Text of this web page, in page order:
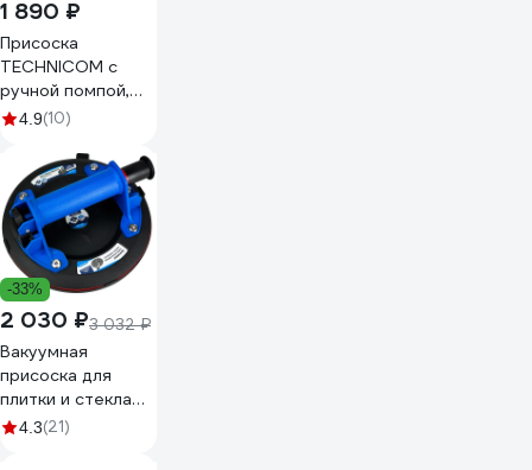
1 890 ₽
Присоска
TECHNICOM с
ручной помпой,
нагрузка 110кг,
4.9(10)
-33%
2 030 ₽3 032 ₽
Вакуумная
присоска для
плитки и стекла
vertextools
4.3(21)